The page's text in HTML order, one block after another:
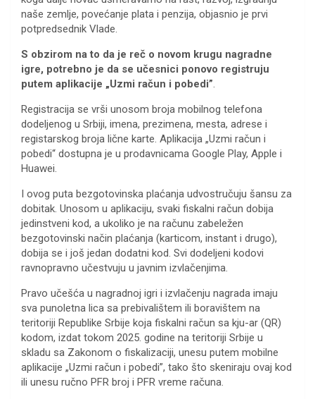
naše zemlje, povećanje plata i penzija, objasnio je prvi
potpredsednik Vlade.
S obzirom na to da je reč o novom krugu nagradne
igre, potrebno je da se učesnici ponovo registruju
putem aplikacije „Uzmi račun i pobedi”.
Registracija se vrši unosom broja mobilnog telefona
dodeljenog u Srbiji, imena, prezimena, mesta, adrese i
registarskog broja lične karte. Aplikacija „Uzmi račun i
pobedi“ dostupna je u prodavnicama Google Play, Apple i
Huawei.
I ovog puta bezgotovinska plaćanja udvostručuju šansu za
dobitak. Unosom u aplikaciju, svaki fiskalni račun dobija
jedinstveni kod, a ukoliko je na računu zabeležen
bezgotovinski način plaćanja (karticom, instant i drugo),
dobija se i još jedan dodatni kod. Svi dodeljeni kodovi
ravnopravno učestvuju u javnim izvlačenjima.
Pravo učešća u nagradnoj igri i izvlačenju nagrada imaju
sva punoletna lica sa prebivalištem ili boravištem na
teritoriji Republike Srbije koja fiskalni račun sa kju-ar (QR)
kodom, izdat tokom 2025. godine na teritoriji Srbije u
skladu sa Zakonom o fiskalizaciji, unesu putem mobilne
aplikacije „Uzmi račun i pobedi”, tako što skeniraju ovaj kod
ili unesu ručno PFR broj i PFR vreme računa.